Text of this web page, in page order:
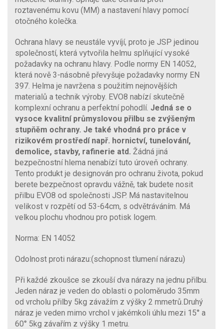
roztavenému kovu (MM) a nastavení hlavy pomocí
otočného kolečka.
Ochrana hlavy se neustále vyvíjí, proto je JSP jedinou
společností, která vytvořila helmu splňující vysoké
požadavky na ochranu hlavy. Podle normy EN 14052,
která nově 3-násobně převyšuje požadavky normy EN
397. Helma je navržena s použitím nejnovějších
materialů a technik výroby. EVO8 nabízí skutečně
komplexní ochranu a perfektní pohodlí. Jedná se o
vysoce kvalitní průmyslovou přilbu se zvýšeným
stupňěm ochrany. Je také vhodná pro práce v
rizikovém prostředí např. hornictví, tunelování,
demolice, stavby, rafinerie atd. Žádná jiná
bezpečnostní hlema nenabízí tuto úroveň ochrany.
Tento produkt je designován pro ochranu života, pokud
berete bezpečnost opravdu vážně, tak budete nosit
přilbu EVO8 od společnosti JSP. Má nastavitelnou
velikost v rozpětí od 53-64cm, s odvětráváním. Má
velkou plochu vhodnou pro potisk logem.
Norma: EN 14052
Odolnost proti nárazu:(schopnost tlumení nárazu)
Při každé zkoušce se zkouší dva nárazy na jednu přilbu.
Jeden náraz je veden do oblasti o poloměrudo 35mm
od vrcholu přilby 5kg závažím z výšky 2 mmetrů.Druhý
náraz je veden mimo vrchol v jakémkoli úhlu mezi 15° a
60° 5kg závařím z výšky 1 metru.